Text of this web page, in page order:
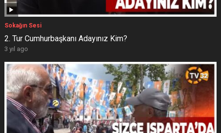
Sokağın Sesi
2. Tur Cumhurbaşkanı Adayınız Kim?
3 yıl ago